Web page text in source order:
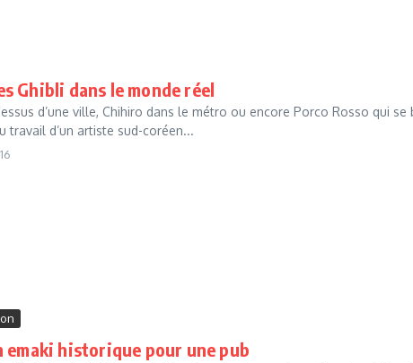
Ghibli dans le monde réel
d’une ville, Chihiro dans le métro ou encore Porco Rosso qui se
travail d’un artiste sud-coréen...
emaki historique pour une pub